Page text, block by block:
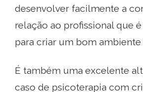
desenvolver facilmente a
relação ao profissional que
para criar um bom
É também uma excelente
caso de psicoterapia com